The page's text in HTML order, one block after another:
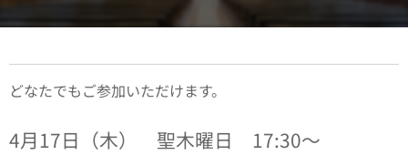
どなたでもご参加いただけます。
4月17日（木） 聖木曜日 17:30～